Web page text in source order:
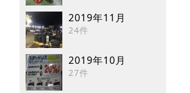
2019年11月
24件
2019年10月
27件